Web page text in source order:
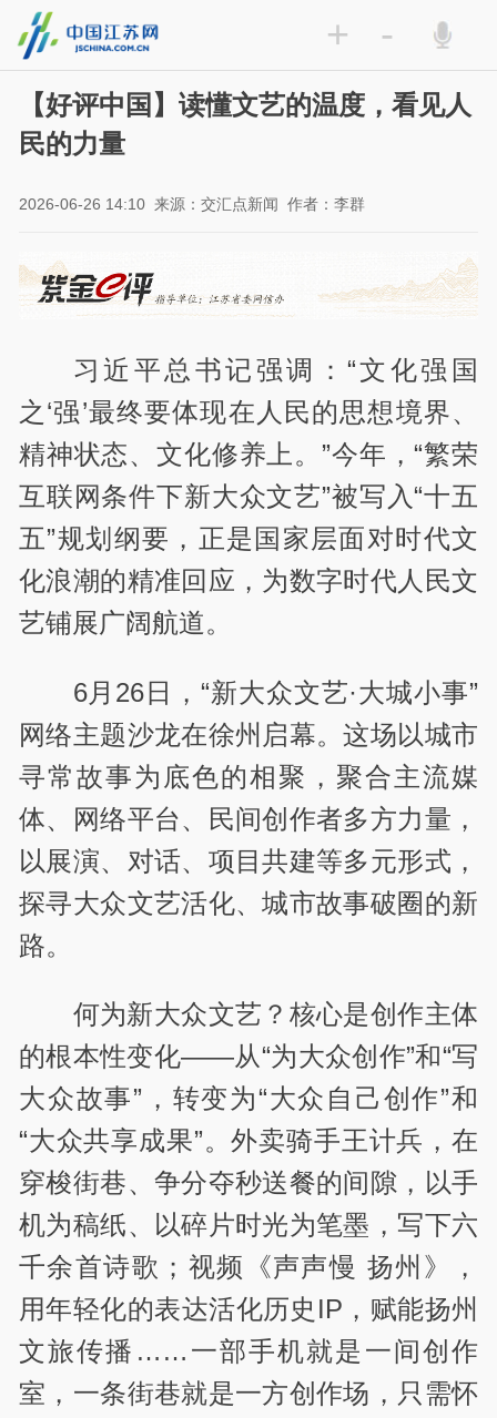
+ -
【好评中国】读懂文艺的温度，看见人
民的力量
2026-06-26 14:10 来源：交汇点新闻 作者：李群
习近平总书记强调：“文化强国
之‘强’最终要体现在人民的思想境界、
精神状态、文化修养上。”今年，“繁荣
互联网条件下新大众文艺”被写入“十五
五”规划纲要，正是国家层面对时代文
化浪潮的精准回应，为数字时代人民文
艺铺展广阔航道。
6月26日，“新大众文艺·大城小事”
网络主题沙龙在徐州启幕。这场以城市
寻常故事为底色的相聚，聚合主流媒
体、网络平台、民间创作者多方力量，
以展演、对话、项目共建等多元形式，
探寻大众文艺活化、城市故事破圈的新
路。
何为新大众文艺？核心是创作主体
的根本性变化——从“为大众创作”和“写
大众故事”，转变为“大众自己创作”和
“大众共享成果”。外卖骑手王计兵，在
穿梭街巷、争分夺秒送餐的间隙，以手
机为稿纸、以碎片时光为笔墨，写下六
千余首诗歌；视频《声声慢 扬州》，
用年轻化的表达活化历史IP，赋能扬州
文旅传播……一部手机就是一间创作
室，一条街巷就是一方创作场，只需怀